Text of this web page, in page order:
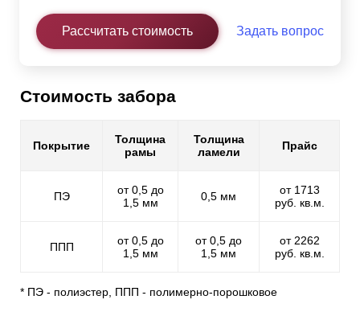
Рассчитать стоимость Задать вопрос
Стоимость забора
Покрытие
Толщина
рамы
Толщина
ламели
Прайс
ПЭ
от 0,5 до
1,5 мм
0,5 мм
от 1713
руб. кв.м.
ППП
от 0,5 до
1,5 мм
от 0,5 до
1,5 мм
от 2262
руб. кв.м.
* ПЭ - полиэстер, ППП - полимерно-порошковое